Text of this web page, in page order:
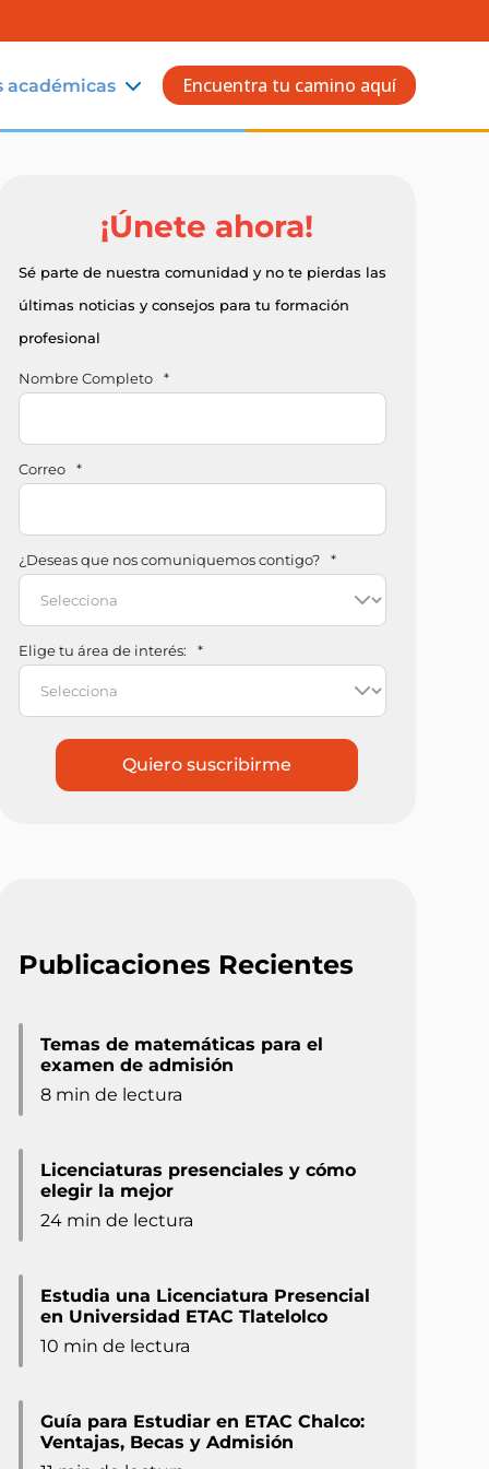
académicas Encuentra tu camino aquí
¡Únete ahora!
Sé parte de nuestra comunidad y no te pierdas las
últimas noticias y consejos para tu formación
profesional
Nombre Completo *
Correo *
¿Deseas que nos comuniquemos contigo? *
Elige tu área de interés: *
Publicaciones Recientes
Temas de matemáticas para el
examen de admisión
8 min de lectura
Licenciaturas presenciales y cómo
elegir la mejor
24 min de lectura
Estudia una Licenciatura Presencial
en Universidad ETAC Tlatelolco
10 min de lectura
Guía para Estudiar en ETAC Chalco:
Ventajas, Becas y Admisión